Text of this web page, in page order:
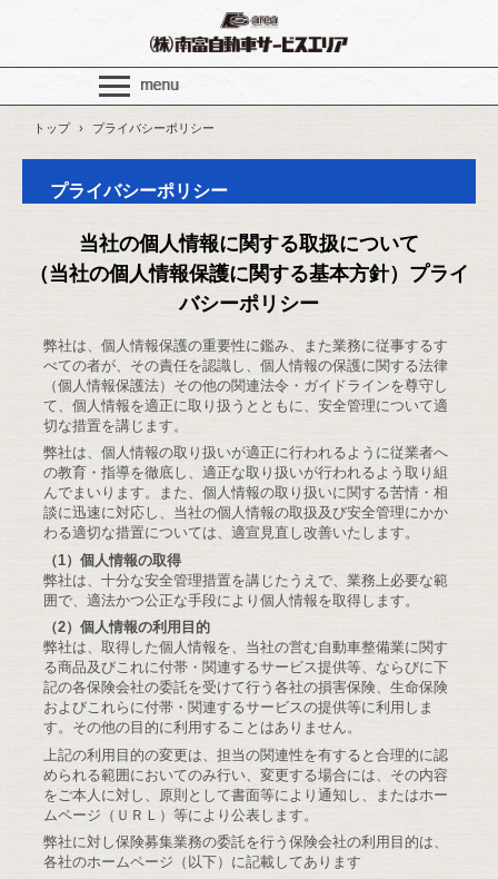
トップ › プライバシーポリシー
プライバシーポリシー
当社の個人情報に関する取扱について
（当社の個人情報保護に関する基本方針）プライ
バシーポリシー
弊社は、個人情報保護の重要性に鑑み、また業務に従事するす
べての者が、その責任を認識し、個人情報の保護に関する法律
（個人情報保護法）その他の関連法令・ガイドラインを尊守し
て、個人情報を適正に取り扱うとともに、安全管理について適
切な措置を講じます。
弊社は、個人情報の取り扱いが適正に行われるように従業者へ
の教育・指導を徹底し、適正な取り扱いが行われるよう取り組
んでまいります。また、個人情報の取り扱いに関する苦情・相
談に迅速に対応し、当社の個人情報の取扱及び安全管理にかか
わる適切な措置については、適宣見直し改善いたします。
（1）個人情報の取得
弊社は、十分な安全管理措置を講じたうえで、業務上必要な範
囲で、適法かつ公正な手段により個人情報を取得します。
（2）個人情報の利用目的
弊社は、取得した個人情報を、当社の営む自動車整備業に関す
る商品及びこれに付帯・関連するサービス提供等、ならびに下
記の各保険会社の委託を受けて行う各社の損害保険、生命保険
およびこれらに付帯・関連するサービスの提供等に利用しま
す。その他の目的に利用することはありません。
上記の利用目的の変更は、担当の関連性を有すると合理的に認
められる範囲においてのみ行い、変更する場合には、その内容
をご本人に対し、原則として書面等により通知し、またはホー
ムページ（ＵＲＬ）等により公表します。
弊社に対し保険募集業務の委託を行う保険会社の利用目的は、
各社のホームページ（以下）に記載してあります